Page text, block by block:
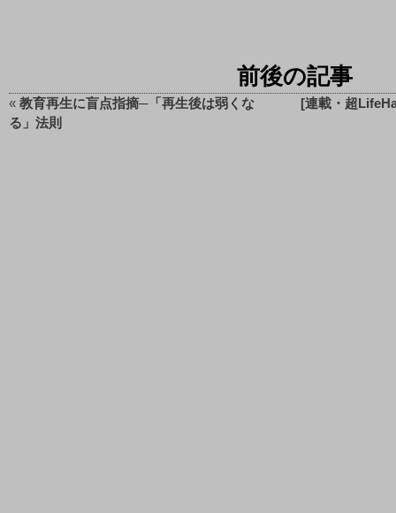
前後の記事
« 教育再生に盲点指摘─「再生後は弱くな
る」法則
[連載・超